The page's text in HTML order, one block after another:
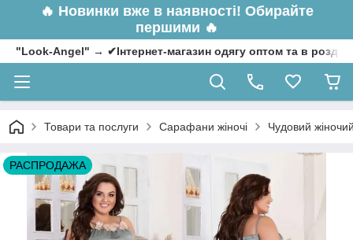
🔥 Новинки вже в наявності! Обирайте
першими 🔥
"Look-Angel" → ✔Інтернет-магазин одягу оптом та в
Товари та послуги Сарафани жіночі Чудовий
РАСПРОДАЖА